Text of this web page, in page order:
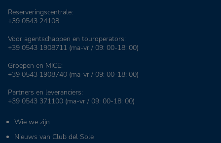
Reserveringscentrale:
+39 0543 24108
Voor agentschappen en touroperators:
+39 0543 1908711 (ma-vr / 09: 00-18: 00)
Groepen en MICE:
+39 0543 1908740 (ma-vr / 09: 00-18: 00)
Partners en leveranciers:
+39 0543 371100 (ma-vr / 09: 00-18: 00)
Wie we zijn
Nieuws van Club del Sole